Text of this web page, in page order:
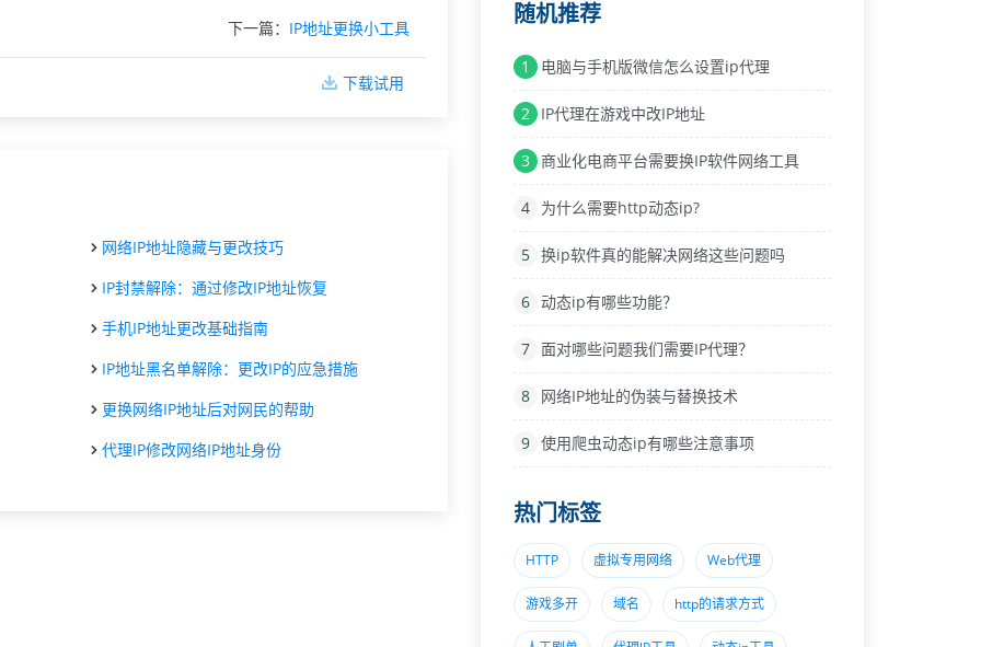
下一篇： IP地址更换小工具
下载试用
网络IP地址隐藏与更改技巧
IP封禁解除：通过修改IP地址恢复
手机IP地址更改基础指南
IP地址黑名单解除：更改IP的应急措施
更换网络IP地址后对网民的帮助
代理IP修改网络IP地址身份
随机推荐
1 电脑与手机版微信怎么设置ip代理
2 IP代理在游戏中改IP地址
3 商业化电商平台需要换IP软件网络工具
4 为什么需要http动态ip?
5 换ip软件真的能解决网络这些问题吗
6 动态ip有哪些功能？
7 面对哪些问题我们需要IP代理？
8 网络IP地址的伪装与替换技术
9 使用爬虫动态ip有哪些注意事项
热门标签
HTTP 虚拟专用网络 Web代理
游戏多开 域名 http的请求方式